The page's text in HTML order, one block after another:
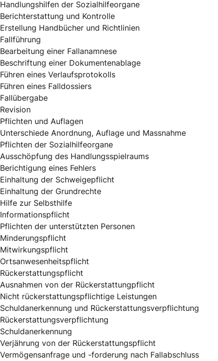
Handlungshilfen der Sozialhilfeorgane
Berichterstattung und Kontrolle
Erstellung Handbücher und Richtlinien
Fallführung
Bearbeitung einer Fallanamnese
Beschriftung einer Dokumentenablage
Führen eines Verlaufsprotokolls
Führen eines Falldossiers
Fallübergabe
Revision
Pflichten und Auflagen
Unterschiede Anordnung, Auflage und Massnahme
Pflichten der Sozialhilfeorgane
Ausschöpfung des Handlungsspielraums
Berichtigung eines Fehlers
Einhaltung der Schweigepflicht
Einhaltung der Grundrechte
Hilfe zur Selbsthilfe
Informationspflicht
Pflichten der unterstützten Personen
Minderungspflicht
Mitwirkungspflicht
Ortsanwesenheitspflicht
Rückerstattungspflicht
Ausnahmen von der Rückerstattungpflicht
Nicht rückerstattungspflichtige Leistungen
Schuldanerkennung und Rückerstattungsverpflichtung
Rückerstattungsverpflichtung
Schuldanerkennung
Verjährung von der Rückerstattungspflicht
Vermögensanfrage und -forderung nach Fallabschluss